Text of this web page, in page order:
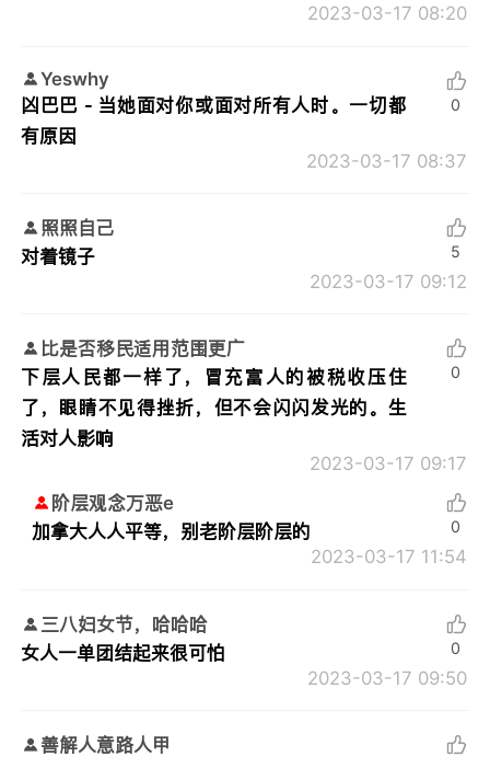
2023-03-17 08:20
Yeswhy
凶巴巴 - 当她面对你或面对所有人时。一切都
有原因
2023-03-17 08:37
0
照照自己
对着镜子
2023-03-17 09:12
5
比是否移民适用范围更广
下层人民都一样了，冒充富人的被税收压住
了，眼睛不见得挫折，但不会闪闪发光的。生
活对人影响
2023-03-17 09:17
0
阶层观念万恶e
加拿大人人平等，别老阶层阶层的
2023-03-17 11:54
0
三八妇女节，哈哈哈
女人一单团结起来很可怕
2023-03-17 09:50
0
善解人意路人甲